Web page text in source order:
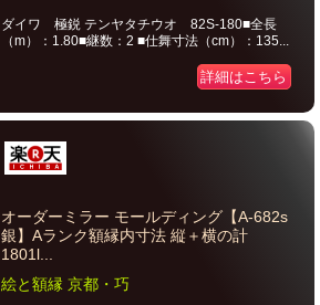
ダイワ 極鋭 テンヤタチウオ 82S-180■全長
（m）：1.80■継数：2 ■仕舞寸法（cm）：135...
詳細はこちら
オーダーミラー モールディング【A-682s
銀】Aランク額縁内寸法 縦＋横の計
1801ӏ...
絵と額縁 京都・巧